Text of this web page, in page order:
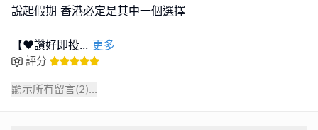
說起假期 香港必定是其中一個選擇
【❤️讚好即投... 更多
評分
顯示所有留言(2)...